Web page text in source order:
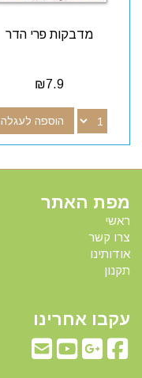
מדבקות פרי הדר
₪7.9
הוספה לעגלה
מפת האתר
ראשי
צרו קשר
אודותינו
תקנון
עקבו אחרינו